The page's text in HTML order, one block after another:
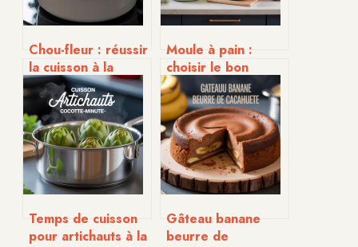
Chou-fleur : réussir
la cuisson à la
cocotte-minute
simplement et sans
stress
Moule à pain :
choisir le bon
ustensile pour
réussir vos pains
maison
Temps de cuisson
pour artichauts à la
Gâteau banane
beurre de